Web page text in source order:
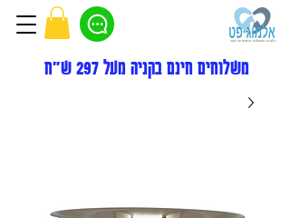
משלוחים חינם בקניה מעל 297 ש"ח